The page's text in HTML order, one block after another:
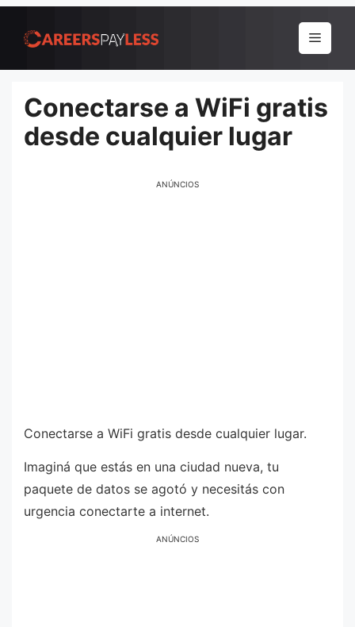
para
conteúdo
Menu
Conectarse a WiFi gratis
desde cualquier lugar
ANÚNCIOS
Conectarse a WiFi gratis desde cualquier lugar.
Imaginá que estás en una ciudad nueva, tu
paquete de datos se agotó y necesitás con
urgencia conectarte a internet.
ANÚNCIOS